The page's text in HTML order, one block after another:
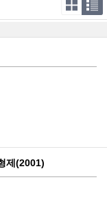
제(2001)